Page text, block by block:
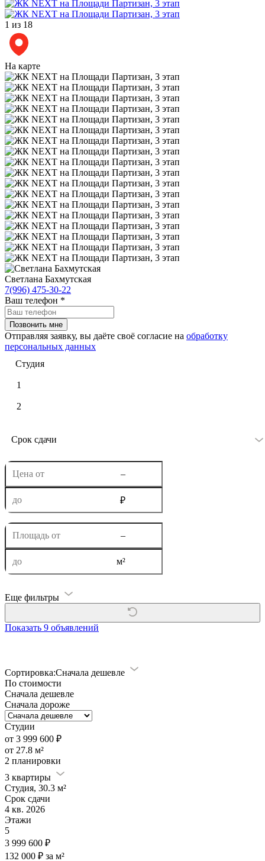
1 из 18
На карте
Светлана Бахмутская
7(996) 475-30-22
Ваш телефон *
Отправляя заявку, вы даёте своё согласие на обработку
персональных данных
Студия
1
2
Срок сдачи
–
₽
–
м²
Еще фильтры
Показать 9 объявлений
Сортировка:Сначала дешевле
По стоимости
Сначала дешевле
Сначала дороже
Студии
от 3 999 600 ₽
от 27.8 м²
2 планировки
3 квартиры
Студия, 30.3 м²
Срок сдачи
4 кв. 2026
Этажи
5
3 999 600 ₽
132 000 ₽ за м²